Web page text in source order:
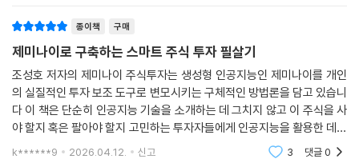
이 책은 AI 기술만을 강조하지 않는다. 오히려 반복해서 강조하는 것은 ‘투
자철학’이다. AI에 ‘오를 주식’을 묻는 것은 좋은 질문이 아니며, 올바른 질
문을 던지기 위해서는 자신의 투자 성향과 기준이 먼저 정립되어야 한다는
점을 분명히 한다. 나는 어떤 투자자인가, 어떤 리스크를 감당할 수 있는가,
어떤 상황에서 매수와 매도를 결정할 것인가. 이러한 근본적인 질문을 바
탕으로, AI를 활용해 자신만의 투자 원칙을 강화해나가는 과정을 진솔하게
담아낸다. 결국 이 책은 단순한 투자 기법서가 아니다. 개인 투자자가 AI를
종이책 구매
제미나이로 구축하는 스마트 주식 투자 필살기
조성호 저자의 제미나이 주식투자는 생성형 인공지능인 제미나이를 개인
의 실질적인 투자 보조 도구로 변모시키는 구체적인 방법론을 담고 있습니
다 이 책은 단순히 인공지능 기술을 소개하는 데 그치지 않고 이 주식을 사
야 할지 혹은 팔아야 할지 고민하는 투자자들에게 인공지능을 활용한 데이
터 기반의 의사결정 방식을 제안합니다 특히 이백여 개에 달하는 실전 프
k******9 2026.04.12. 신고 3 댓글0